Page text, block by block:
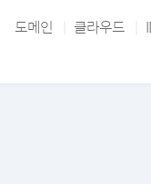
도메인 클라우드